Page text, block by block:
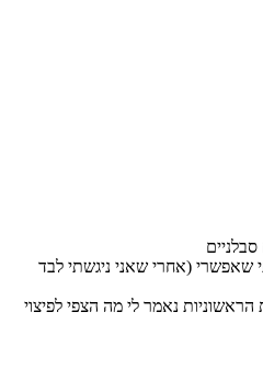
שאפשרי (אחרי שאני ניגשתי לבד
נאמר לי מה הצפי לפיצוי